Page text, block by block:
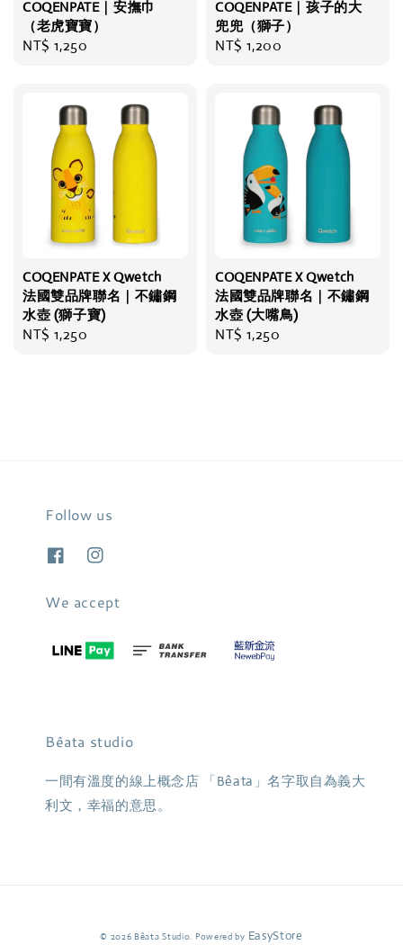
COQENPATE｜安撫巾
（老虎寶寶）
Regular
NT$ 1,250
COQENPATE｜孩子的大
兜兜（獅子）
Regular
NT$ 1,200
COQENPATE X Qwetch
法國雙品牌聯名｜不鏽鋼
水壺 (獅子寶)
Regular
NT$ 1,250
COQENPATE X Qwetch
法國雙品牌聯名｜不鏽鋼
水壺 (大嘴鳥)
Regular
NT$ 1,250
Follow us
We accept
Bêata studio
一間有溫度的線上概念店 「Bêata」名字取自為義大
利文，幸福的意思。
© 2026 Bêata Studio. Powered by EasyStore